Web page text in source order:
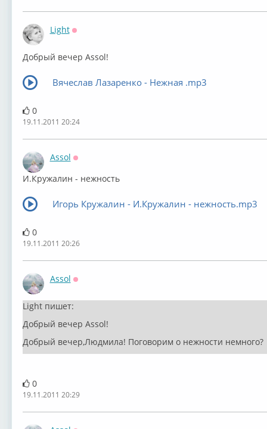
Light
Добрый вечер Assol!
Вячеслав Лазаренко - Нежная .mp3
0
19.11.2011 20:24
Assol
И.Кружалин - нежность
Игорь Кружалин - И.Кружалин - нежность.mp3
0
19.11.2011 20:26
Assol
Light пишет:
Добрый вечер Assol!
Добрый вечер,Людмила! Поговорим о нежности немного?
0
19.11.2011 20:29